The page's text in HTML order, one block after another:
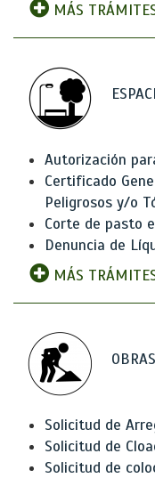
MÁS
Autorización
Certificado
Peligrosos y/o
Corte de pasto
Denuncia de
MÁS
Solicitud de
Solicitud de
Solicitud de